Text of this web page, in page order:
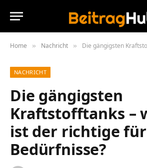
Home » Nachricht » Die gängigsten Kraftstofftanks –
NACHRICHT
Die gängigsten
Kraftstofftanks –
ist der richtige
Bedürfnisse?